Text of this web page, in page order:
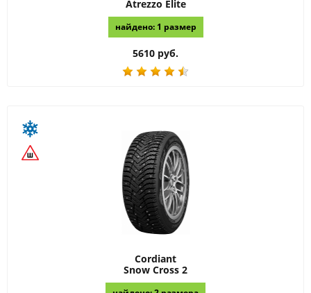
Atrezzo Elite
найдено: 1 размер
5610 руб.
Cordiant
Snow Cross 2